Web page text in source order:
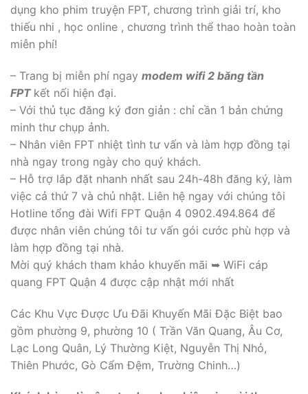
dụng kho phim truyện FPT, chương trình giải trí, kho
thiếu nhi , học online , chương trình thể thao hoàn toàn
miễn phí!
– Trang bị miễn phí ngay modem wifi 2 băng tần
FPT kết nối hiện đại.
– Với thủ tục đăng ký đơn giản : chỉ cần 1 bản chứng
minh thư chụp ảnh.
– Nhân viên FPT nhiệt tình tư vấn và làm hợp đồng tại
nhà ngay trong ngày cho quý khách.
– Hỗ trợ lắp đặt nhanh nhất sau 24h-48h đăng ký, làm
việc cả thứ 7 và chủ nhật. Liên hệ ngay với chúng tôi
Hotline tổng đài Wifi FPT Quận 4 0902.494.864 để
được nhân viên chúng tôi tư vấn gói cước phù hợp và
làm hợp đồng tại nhà.
Mời quý khách tham khảo khuyến mãi ➥ WiFi cáp
quang FPT Quận 4 được cập nhật mới nhất
Các Khu Vực Được Ưu Đãi Khuyến Mãi Đặc Biệt bao
gồm phường 9, phường 10 ( Trần Văn Quang, Âu Cơ,
Lạc Long Quân, Lý Thường Kiệt, Nguyễn Thị Nhỏ,
Thiên Phước, Gò Cẩm Đệm, Trường Chinh…)